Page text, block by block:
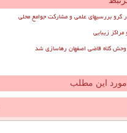
گرو بررسیهای علمی و مشارکت جوامع محلی
زیبایی
وحش کلاه قاضی اصفهان رهاسازی شد
مورد این مطلب